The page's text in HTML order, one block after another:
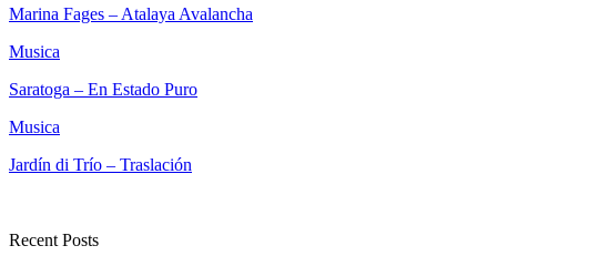
Marina Fages – Atalaya Avalancha
Musica
Saratoga – En Estado Puro
Musica
Jardín di Trío – Traslación
Recent Posts